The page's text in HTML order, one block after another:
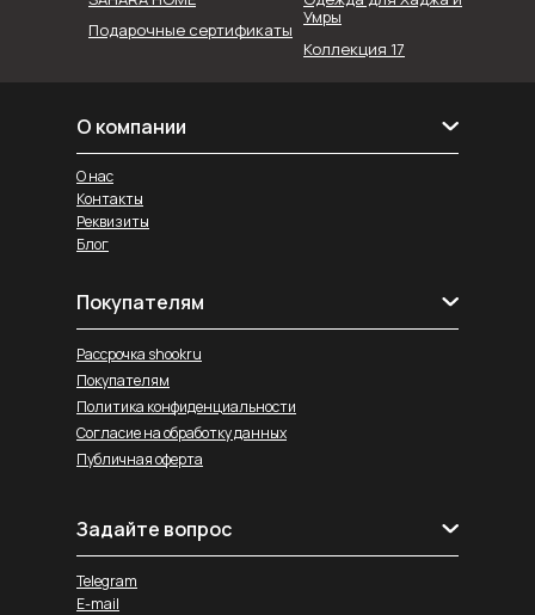
Коллекция 17
Подарочные сертификаты
Умры
О компании
Реквизиты
Блог
О нас
Контакты
Покупателям
Рассрочка shookru
Покупателям
Политика конфиденциальности
Согласие на обработку данных
Публичная оферта
Задайте вопрос
Telegram
E-mail